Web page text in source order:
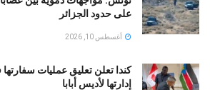
على حدود الجزائر
أغسطس 10, 2026
كندا تعلن تعليق عمليات
إدارتها لأديس أبابا